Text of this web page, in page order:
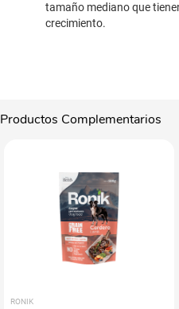
tamaño mediano que
crecimiento.
Productos Complementarios
RONIK